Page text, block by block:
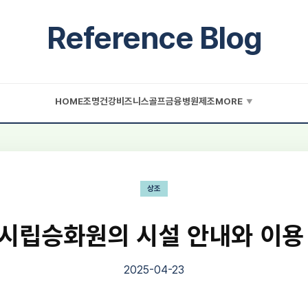
Reference Blog
HOME조명건강비즈니스골프금융병원제조MORE ▼
상조
립승화원의 시설 안내와 이
2025-04-23